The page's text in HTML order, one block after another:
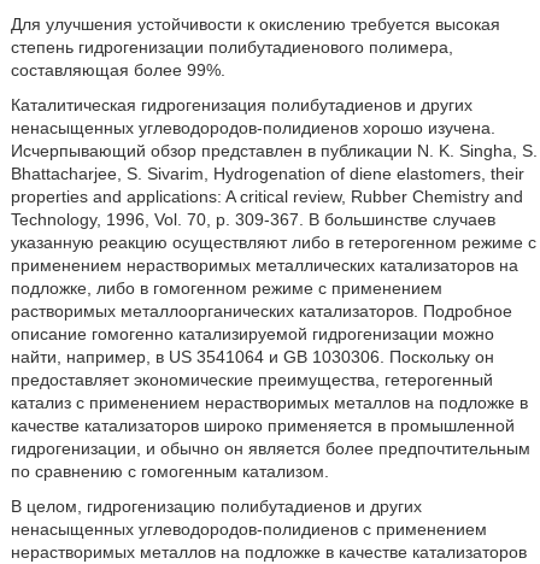
Для улучшения устойчивости к окислению требуется высокая
степень гидрогенизации полибутадиенового полимера,
составляющая более 99%.
Каталитическая гидрогенизация полибутадиенов и других
ненасыщенных углеводородов-полидиенов хорошо изучена.
Исчерпывающий обзор представлен в публикации N. K. Singha, S.
Bhattacharjee, S. Sivarim, Hydrogenation of diene elastomers, their
properties and applications: A critical review, Rubber Chemistry and
Technology, 1996, Vol. 70, p. 309-367. В большинстве случаев
указанную реакцию осуществляют либо в гетерогенном режиме с
применением нерастворимых металлических катализаторов на
подложке, либо в гомогенном режиме с применением
растворимых металлоорганических катализаторов. Подробное
описание гомогенно катализируемой гидрогенизации можно
найти, например, в US 3541064 и GB 1030306. Поскольку он
предоставляет экономические преимущества, гетерогенный
катализ с применением нерастворимых металлов на подложке в
качестве катализаторов широко применяется в промышленной
гидрогенизации, и обычно он является более предпочтительным
по сравнению с гомогенным катализом.
В целом, гидрогенизацию полибутадиенов и других
ненасыщенных углеводородов-полидиенов с применением
нерастворимых металлов на подложке в качестве катализаторов